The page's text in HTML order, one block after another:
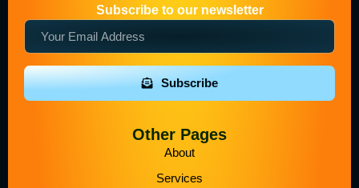
Subscribe to our newsletter
Subscribe
Other Pages
About
Services